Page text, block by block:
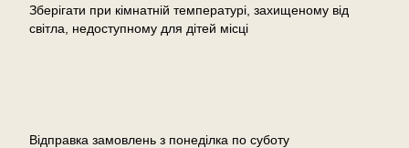
Зберігати при кімнатній температурі, захищеному від
світла, недоступному для дітей місці
Відправка замовлень з понеділка по суботу